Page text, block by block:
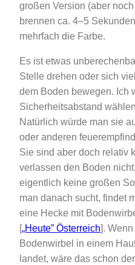
großen Version (aber
brennen ca. 4–5
mehrfach die Farbe.
Es ist etwas
Stelle drehen oder sich
dem Boden bewegen. Ich
Sicherheitsabstand
Natürlich würde man sie
oder anderen
Sie sind aber doch relativ
verlassen den Boden
eigentlich keine großen
man danach sucht, findet
eine Hecke mit
[„Heute” Österreich].
Bodenwirbel in einem
landet, wäre das schon